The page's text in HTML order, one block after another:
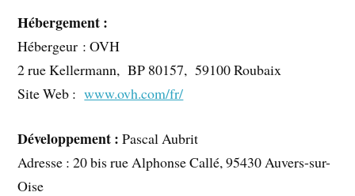
Hébergement :
Hébergeur : OVH
2 rue Kellermann, BP 80157, 59100 Roubaix
Site Web :www.ovh.com/fr/
Développement : Pascal Aubrit
Adresse : 20 bis rue Alphonse Callé, 95430 Auvers-sur-
Oise